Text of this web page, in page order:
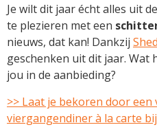
Je wilt dit jaar écht alles uit
te plezieren met een
nieuws, dat kan! Dankzij
geschenken uit dit jaar. Wat
jou in de aanbieding?
>> Laat je bekoren door
viergangendiner à la carte